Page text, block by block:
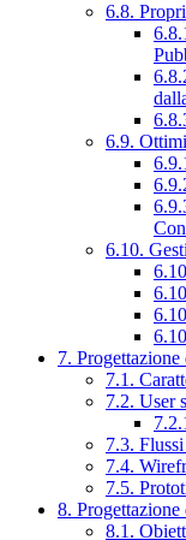
6.8.
6.9.
6.10.
7. Progettazione
7.1.
7.2. User
7.3.
7.4.
7.5.
8. Progettazione
8.1.